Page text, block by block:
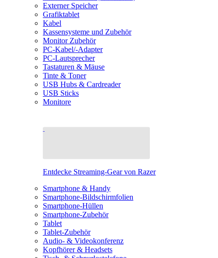
Externer Speicher
Grafiktablet
Kabel
Kassensysteme und Zubehör
Monitor Zubehör
PC-Kabel/-Adapter
PC-Lautsprecher
Tastaturen & Mäuse
Tinte & Toner
USB Hubs & Cardreader
USB Sticks
Monitore
Entdecke Streaming-Gear von Razer
Smartphone & Handy
Smartphone-Bildschirmfolien
Smartphone-Hüllen
Smartphone-Zubehör
Tablet
Tablet-Zubehör
Audio- & Videokonferenz
Kopfhörer & Headsets